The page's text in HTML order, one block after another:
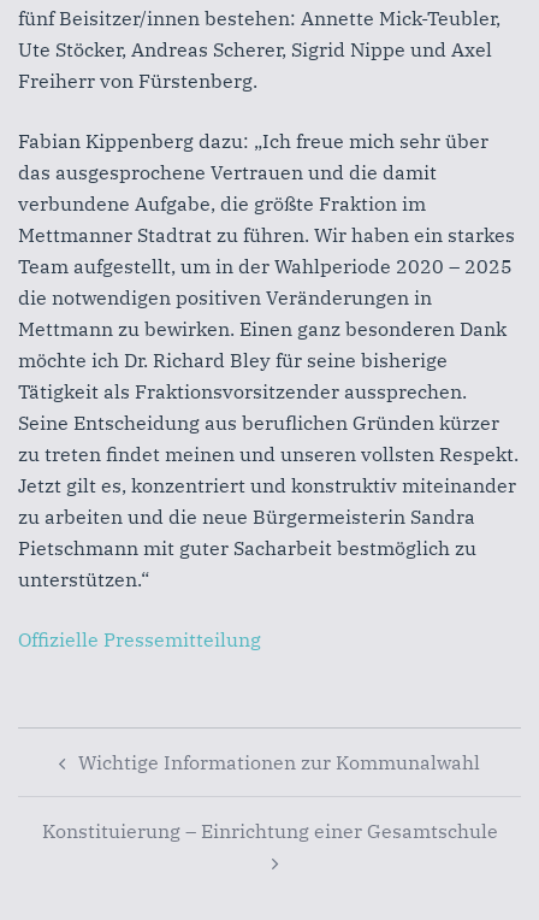
fünf Beisitzer/innen bestehen: Annette Mick-Teubler,
Ute Stöcker, Andreas Scherer, Sigrid Nippe und Axel
Freiherr von Fürstenberg.
Fabian Kippenberg dazu: „Ich freue mich sehr über
das ausgesprochene Vertrauen und die damit
verbundene Aufgabe, die größte Fraktion im
Mettmanner Stadtrat zu führen. Wir haben ein starkes
Team aufgestellt, um in der Wahlperiode 2020 – 2025
die notwendigen positiven Veränderungen in
Mettmann zu bewirken. Einen ganz besonderen Dank
möchte ich Dr. Richard Bley für seine bisherige
Tätigkeit als Fraktionsvorsitzender aussprechen.
Seine Entscheidung aus beruflichen Gründen kürzer
zu treten findet meinen und unseren vollsten Respekt.
Jetzt gilt es, konzentriert und konstruktiv miteinander
zu arbeiten und die neue Bürgermeisterin Sandra
Pietschmann mit guter Sacharbeit bestmöglich zu
unterstützen.“
Offizielle Pressemitteilung
Wichtige Informationen zur Kommunalwahl
Konstituierung – Einrichtung einer Gesamtschule